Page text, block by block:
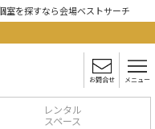
室を探すなら会場ベストサーチ
お問合せ メニュー
レンタル
スペース